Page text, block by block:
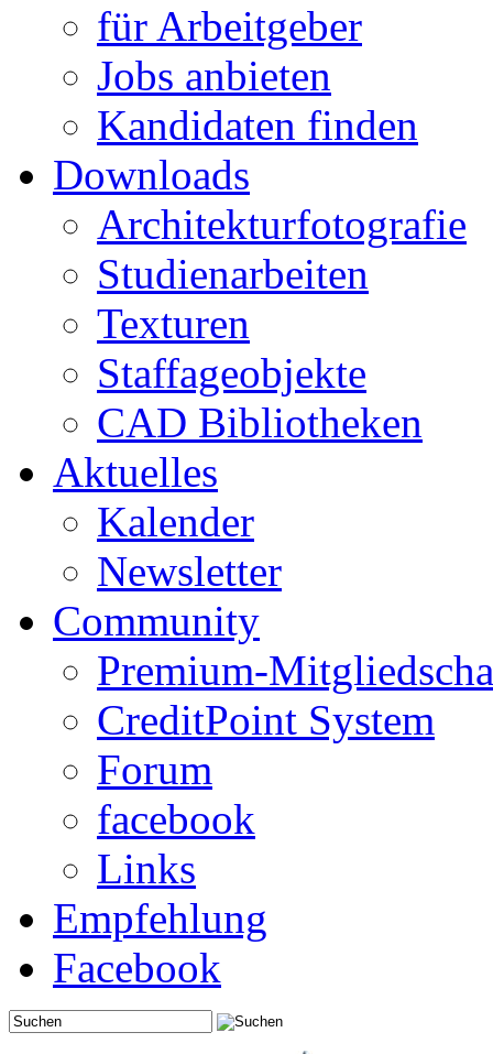
für Arbeitgeber
Jobs anbieten
Kandidaten finden
Downloads
Architekturfotografie
Studienarbeiten
Texturen
Staffageobjekte
CAD Bibliotheken
Aktuelles
Kalender
Newsletter
Community
Premium-
CreditPoint System
Forum
facebook
Links
Empfehlung
Facebook